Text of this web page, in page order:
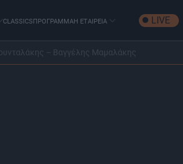
CLASSICSΠΡΟΓΡΑΜΜΑΗ ΕΤΑΙΡΕΙΑ LIVE
– Βαγγέλης Μαμαλάκης